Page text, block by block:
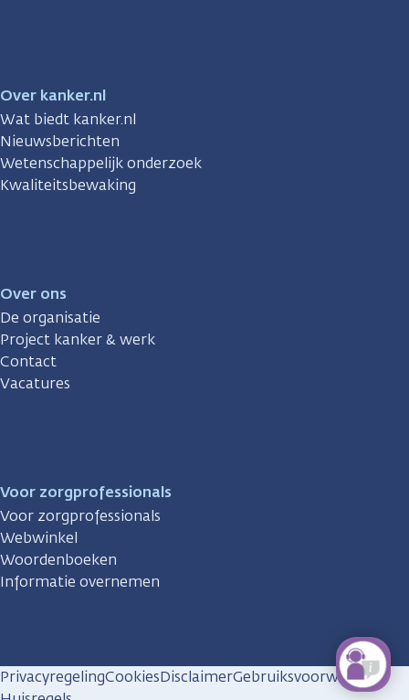
Over kanker.nl
Wat biedt kanker.nl
Nieuwsberichten
Wetenschappelijk onderzoek
Kwaliteitsbewaking
Over ons
De organisatie
Project kanker & werk
Contact
Vacatures
Voor zorgprofessionals
Voor zorgprofessionals
Webwinkel
Woordenboeken
Informatie overnemen
PrivacyregelingCookiesDisclaimerGebruiksvoorwaarden